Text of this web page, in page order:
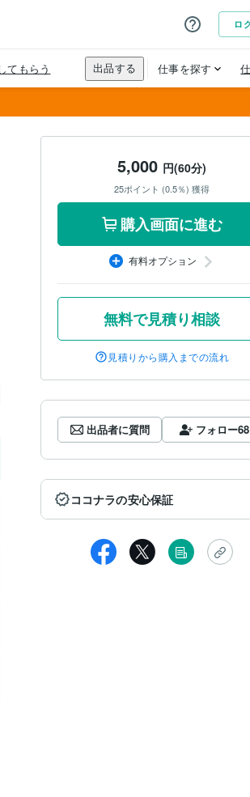
5,000 円(60分)
25ポイント (0.5％) 獲得
購入画面に進む
有料オプション
無料で見積り相談
見積りから購入までの流れ
出品者に質問 フォロー68
ココナラの安心保証